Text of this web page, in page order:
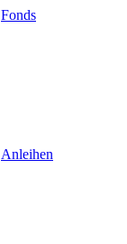
Fonds
Anleihen